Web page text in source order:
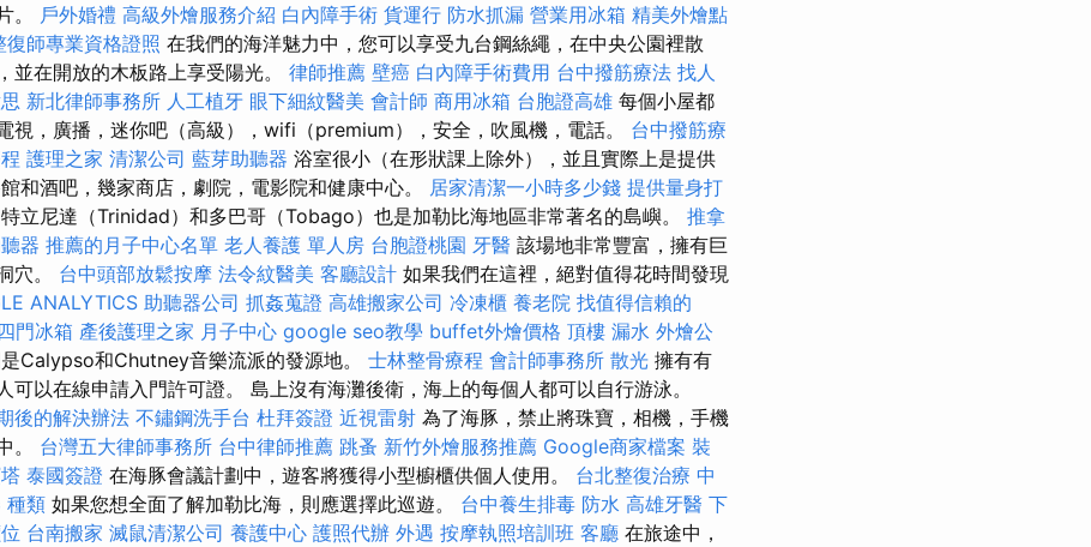
。 戶外婚禮 高級外燴服務介紹 白內障手術 貨運行 防水抓漏 營業用冰箱 精美外燴點
復師專業資格證照 在我們的海洋魅力中，您可以享受九台鋼絲繩，在中央公園裡散
並在開放的木板路上享受陽光。 律師推薦 壁癌 白內障手術費用 台中撥筋療法 找人
新北律師事務所 人工植牙 眼下細紋醫美 會計師 商用冰箱 台胞證高雄 每個小屋都
視，廣播，迷你吧（高級），wifi（premium），安全，吹風機，電話。 台中撥筋療
護理之家 清潔公司 藍芽助聽器 浴室很小（在形狀課上除外），並且實際上是提供
和酒吧，幾家商店，劇院，電影院和健康中心。 居家清潔一小時多少錢 提供量身打
特立尼達（Trinidad）和多巴哥（Tobago）也是加勒比海地區非常著名的島嶼。 推拿
器 推薦的月子中心名單 老人養護 單人房 台胞證桃園 牙醫 該場地非常豐富，擁有巨
穴。 台中頭部放鬆按摩 法令紋醫美 客廳設計 如果我們在這裡，絕對值得花時間發現
ANALYTICS 助聽器公司 抓姦蒐證 高雄搬家公司 冷凍櫃 養老院 找值得信賴的
四門冰箱 產後護理之家 月子中心 google seo教學 buffet外燴價格 頂樓 漏水 外燴公
Calypso和Chutney音樂流派的發源地。 士林整骨療程 會計師事務所 散光 擁有有
可以在線申請入門許可證。 島上沒有海灘後衛，海上的每個人都可以自行游泳。
後的解決辦法 不鏽鋼洗手台 杜拜簽證 近視雷射 為了海豚，禁止將珠寶，相機，手機
。 台灣五大律師事務所 台中律師推薦 跳蚤 新竹外燴服務推薦 Google商家檔案 裝
泰國簽證 在海豚會議計劃中，遊客將獲得小型櫥櫃供個人使用。 台北整復治療 中
種類 如果您想全面了解加勒比海，則應選擇此巡遊。 台中養生排毒 防水 高雄牙醫 下
台南搬家 滅鼠清潔公司 養護中心 護照代辦 外遇 按摩執照培訓班 客廳 在旅途中，